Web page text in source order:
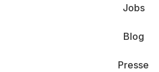
Jobs
Blog
Presse